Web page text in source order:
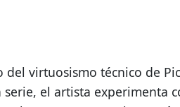
del virtuosismo técnico de
el artista experimenta